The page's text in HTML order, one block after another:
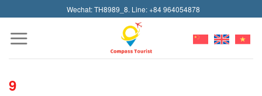
to
content
Wechat: TH8989_8. Line: +84 964054878
9